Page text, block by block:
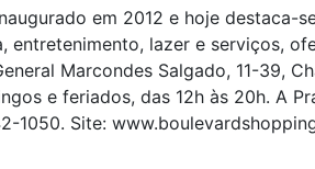
em 2012 e hoje destaca-
lazer e serviços,
Marcondes Salgado, 11-39,
e feriados, das 12h às 20h. A
1050. Site: